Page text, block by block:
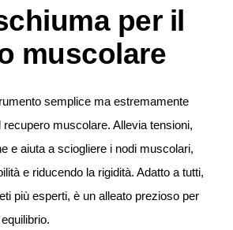
per il
muscolare
semplice ma estremamente
muscolare. Allevia tensioni,
e aiuta a sciogliere i nodi muscolari,
e riducendo la rigidità. Adatto a tutti,
più esperti, è un alleato prezioso per